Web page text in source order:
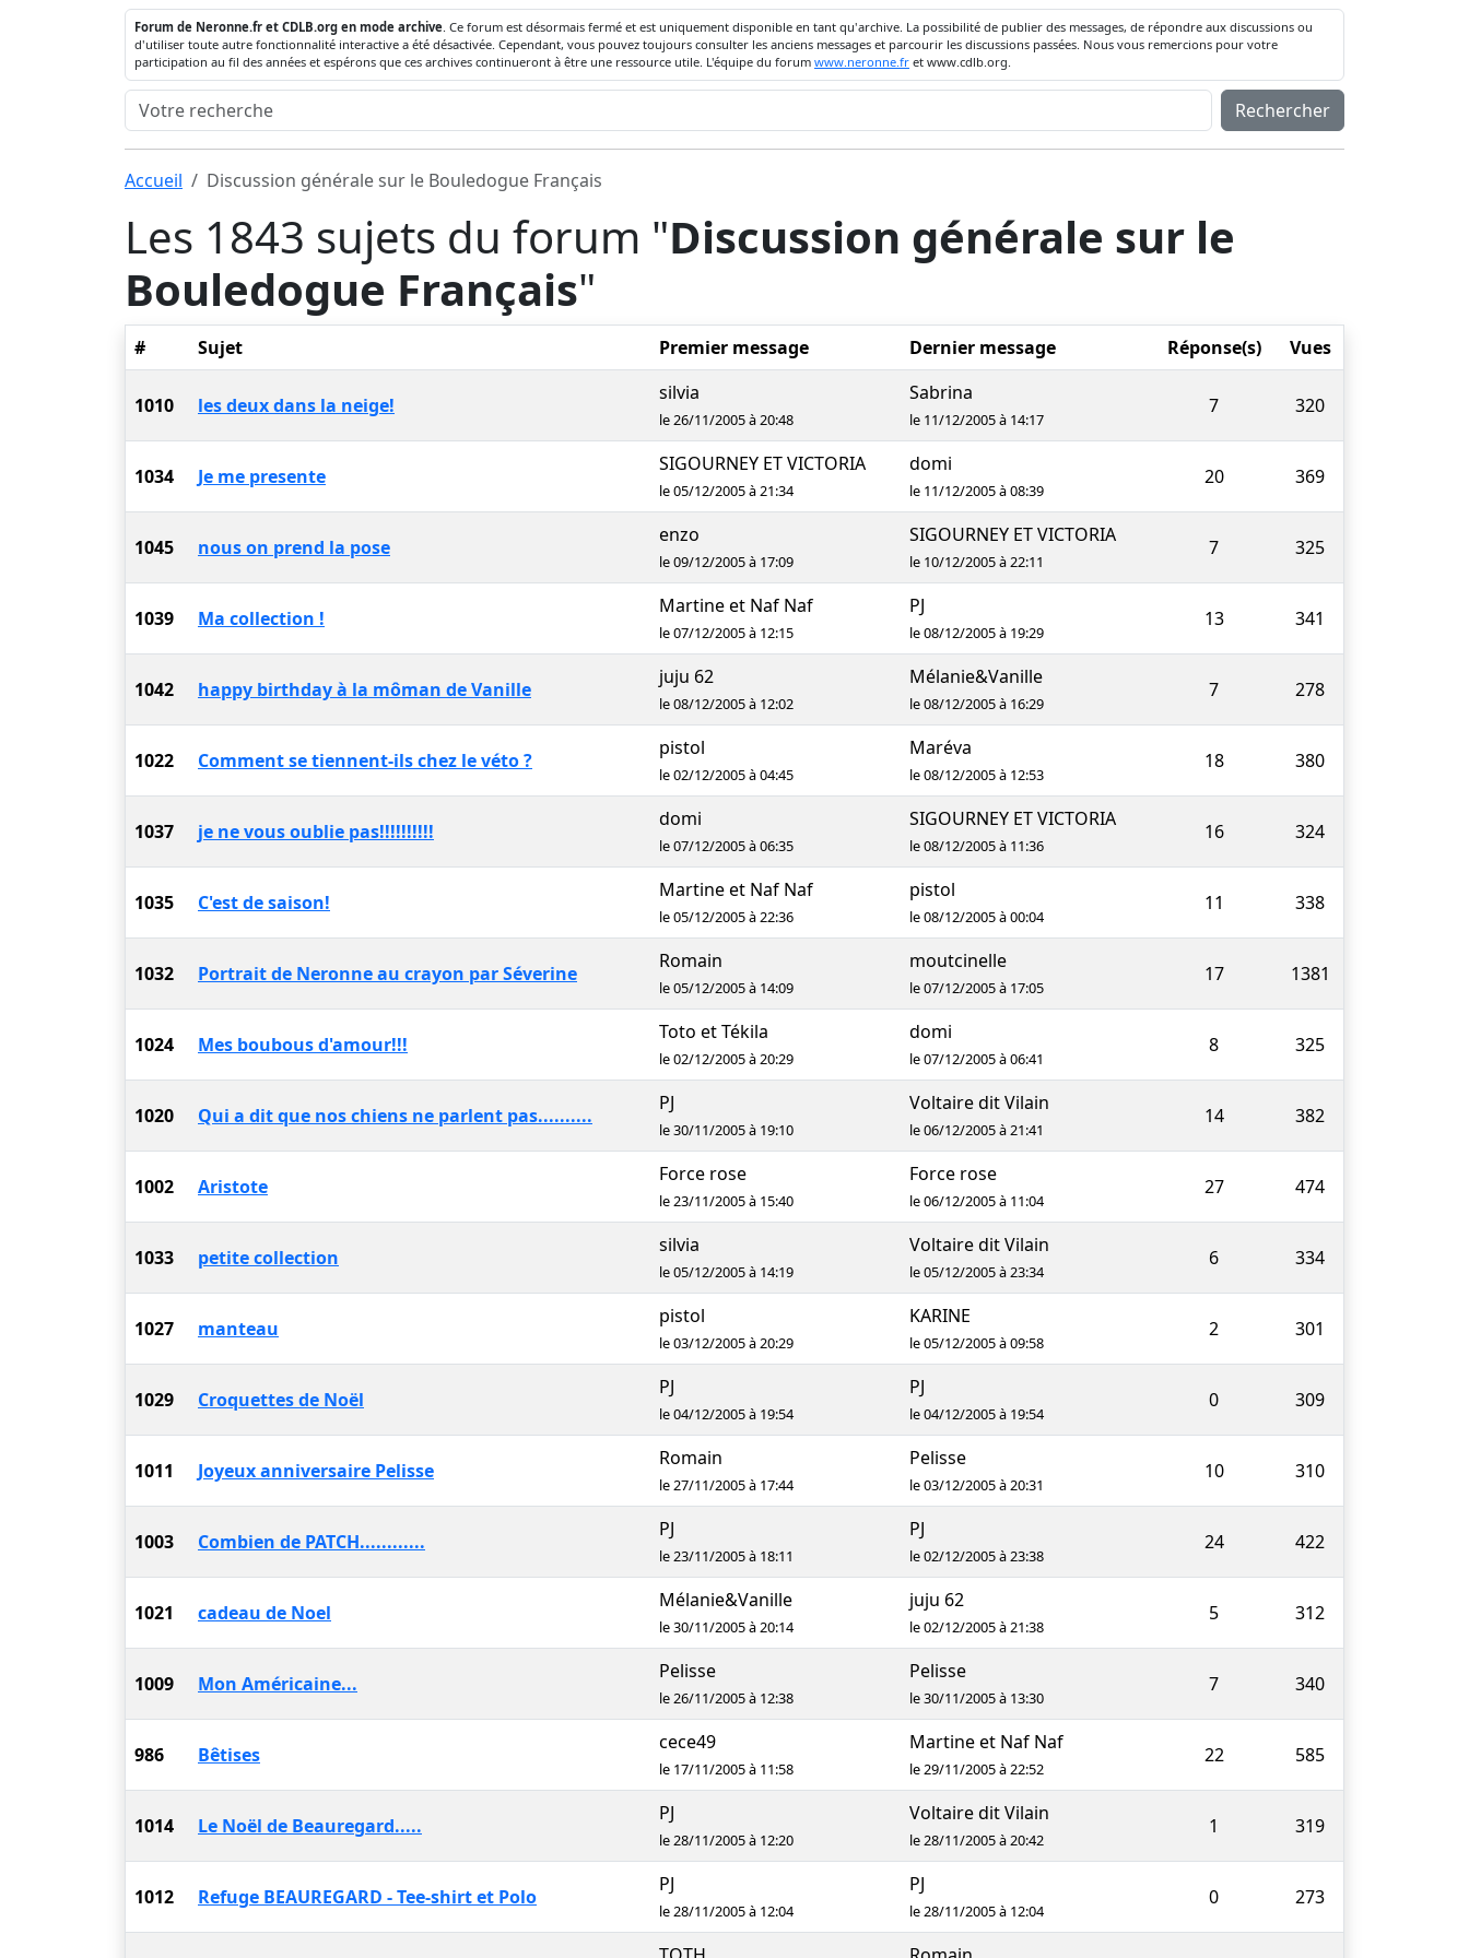
Forum de Neronne.fr et CDLB.org en mode archive. Ce forum est désormais fermé et est uniquement disponible en tant qu'archive. La possibilité de publier des messages, de répondre aux discussions ou
d'utiliser toute autre fonctionnalité interactive a été désactivée. Cependant, vous pouvez toujours consulter les anciens messages et parcourir les discussions passées. Nous vous remercions pour votre
participation au fil des années et espérons que ces archives continueront à être une ressource utile. L'équipe du forum www.neronne.fr et www.cdlb.org.
Rechercher
Accueil Discussion générale sur le Bouledogue Français
Les 1843 sujets du forum "Discussion générale sur le
Bouledogue Français"
# Sujet Premier message Dernier message Réponse(s) Vues
1010 les deux dans la neige!
silvia
le 26/11/2005 à 20:48
Sabrina
le 11/12/2005 à 14:17
7 320
1034 Je me presente
SIGOURNEY ET VICTORIA
le 05/12/2005 à 21:34
domi
le 11/12/2005 à 08:39
20 369
1045 nous on prend la pose
enzo
le 09/12/2005 à 17:09
SIGOURNEY ET VICTORIA
le 10/12/2005 à 22:11
7 325
1039 Ma collection !
Martine et Naf Naf
le 07/12/2005 à 12:15
PJ
le 08/12/2005 à 19:29
13 341
1042 happy birthday à la môman de Vanille
juju 62
le 08/12/2005 à 12:02
Mélanie&Vanille
le 08/12/2005 à 16:29
7 278
1022 Comment se tiennent-ils chez le véto ?
pistol
le 02/12/2005 à 04:45
Maréva
le 08/12/2005 à 12:53
18 380
1037 je ne vous oublie pas!!!!!!!!!!
domi
le 07/12/2005 à 06:35
SIGOURNEY ET VICTORIA
le 08/12/2005 à 11:36
16 324
1035 C'est de saison!
Martine et Naf Naf
le 05/12/2005 à 22:36
pistol
le 08/12/2005 à 00:04
11 338
1032 Portrait de Neronne au crayon par Séverine
Romain
le 05/12/2005 à 14:09
moutcinelle
le 07/12/2005 à 17:05
17 1381
1024 Mes boubous d'amour!!!
Toto et Tékila
le 02/12/2005 à 20:29
domi
le 07/12/2005 à 06:41
8 325
1020 Qui a dit que nos chiens ne parlent pas..........
PJ
le 30/11/2005 à 19:10
Voltaire dit Vilain
le 06/12/2005 à 21:41
14 382
1002 Aristote
Force rose
le 23/11/2005 à 15:40
Force rose
le 06/12/2005 à 11:04
27 474
1033 petite collection
silvia
le 05/12/2005 à 14:19
Voltaire dit Vilain
le 05/12/2005 à 23:34
6 334
1027 manteau
pistol
le 03/12/2005 à 20:29
KARINE
le 05/12/2005 à 09:58
2 301
1029 Croquettes de Noël
PJ
le 04/12/2005 à 19:54
PJ
le 04/12/2005 à 19:54
0 309
1011 Joyeux anniversaire Pelisse
Romain
le 27/11/2005 à 17:44
Pelisse
le 03/12/2005 à 20:31
10 310
1003 Combien de PATCH............
PJ
le 23/11/2005 à 18:11
PJ
le 02/12/2005 à 23:38
24 422
1021 cadeau de Noel
Mélanie&Vanille
le 30/11/2005 à 20:14
juju 62
le 02/12/2005 à 21:38
5 312
1009 Mon Américaine...
Pelisse
le 26/11/2005 à 12:38
Pelisse
le 30/11/2005 à 13:30
7 340
986 Bêtises
cece49
le 17/11/2005 à 11:58
Martine et Naf Naf
le 29/11/2005 à 22:52
22 585
1014 Le Noël de Beauregard.....
PJ
le 28/11/2005 à 12:20
Voltaire dit Vilain
le 28/11/2005 à 20:42
1 319
1012 Refuge BEAUREGARD - Tee-shirt et Polo
PJ
le 28/11/2005 à 12:04
PJ
le 28/11/2005 à 12:04
0 273